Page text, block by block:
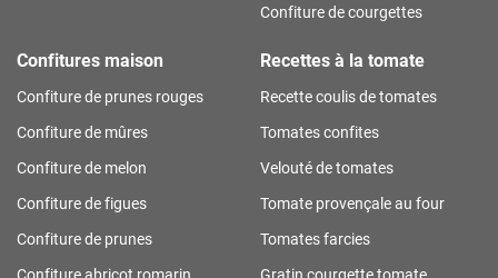
Confiture de courgettes
Confitures maison
Confiture de prunes rouges
Confiture de mûres
Confiture de melon
Confiture de figues
Confiture de prunes
Recettes à la tomate
Recette coulis de tomates
Tomates confites
Velouté de tomates
Tomate provençale au four
Tomates farcies